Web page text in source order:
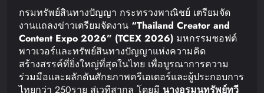
กรมทรัพย์สินทางปัญญา กระทรวงพาณิชย์ เตรียมจัด
งานแถลงข่าวเตรียมจัดงาน “Thailand Creator and
Content Expo 2026” (TCEX 2026) มหกรรมซอฟต์
พาวเวอร์และทรัพย์สินทางปัญญาแห่งความคิด
สร้างสรรค์ที่ยิ่งใหญ่ที่สุดในไทย เพื่อบูรณาการความ
ร่วมมือและผลักดันศักยภาพครีเอเตอร์และผู้ประกอบการ
ไทยกว่า 250ราย สู่เวทีสากล โดยมี นางอรมนทรัพย์ทวี